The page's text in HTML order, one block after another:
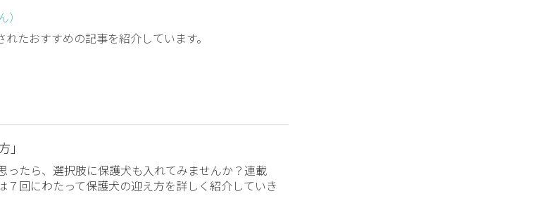
たおすすめの記事を紹介しています。
ったら、選択肢に保護犬も入れてみませんか？連載
７回にわたって保護犬の迎え方を詳しく紹介していき